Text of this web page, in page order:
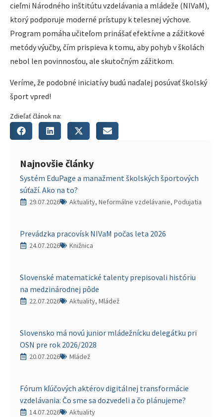
cieľmi Národného inštitútu vzdelávania a mládeže (NIVaM),
ktorý podporuje moderné prístupy k telesnej výchove.
Program pomáha učiteľom prinášať efektívne a zážitkové
metódy výučby, čím prispieva k tomu, aby pohyb v školách
nebol len povinnosťou, ale skutočným zážitkom.
Veríme, že podobné iniciatívy budú naďalej posúvať školský
šport vpred!
Zdieľať článok na:
Najnovšie články
Systém EduPage a manažment školských športových
súťaží. Ako na to?
29.07.2026 Aktuality, Neformálne vzdelávanie, Podujatia
Prevádzka pracovísk NIVaM počas leta 2026
24.07.2026 Knižnica
Slovenské matematické talenty prepisovali históriu
na medzinárodnej pôde
22.07.2026 Aktuality, Mládež
Slovensko má novú junior mládežnícku delegátku pri
OSN pre rok 2026/2028
20.07.2026 Mládež
Fórum kľúčových aktérov digitálnej transformácie
vzdelávania: Čo sme sa dozvedeli a čo plánujeme?
14.07.2026 Aktuality